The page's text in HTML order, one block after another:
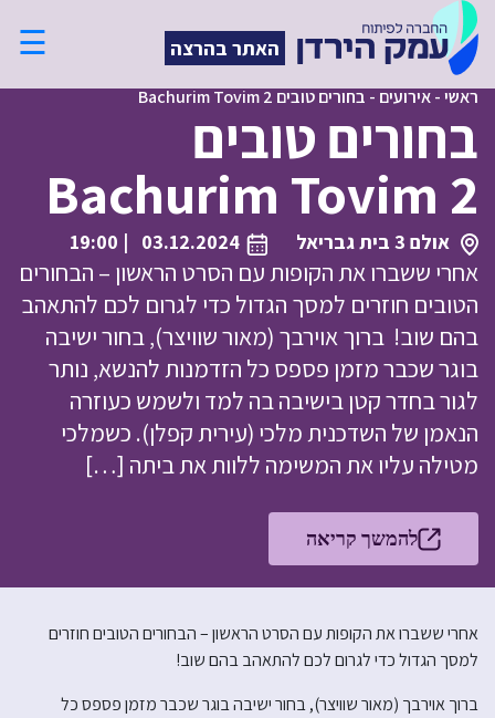
האתר בהרצה ☰
ראשי-אירועים - בחורים טובים Bachurim Tovim 2
בחורים טובים
Bachurim Tovim 2
אולם 3 בית גבריאל 03.12.2024
| 19:00
אחרי ששברו את הקופות עם הסרט הראשון – הבחורים
הטובים חוזרים למסך הגדול כדי לגרום לכם להתאהב
בהם שוב! ברוך אוירבך (מאור שוויצר), בחור ישיבה
בוגר שכבר מזמן פספס כל הזדמנות להנשא, נותר
לגור בחדר קטן בישיבה בה למד ולשמש כעוזרה
הנאמן של השדכנית מלכי (עירית קפלן). כשמלכי
מטילה עליו את המשימה ללוות את ביתה […]
להמשך קריאה
אחרי ששברו את הקופות עם הסרט הראשון – הבחורים הטובים חוזרים
למסך הגדול כדי לגרום לכם להתאהב בהם שוב!
ברוך אוירבך (מאור שוויצר), בחור ישיבה בוגר שכבר מזמן פספס כל